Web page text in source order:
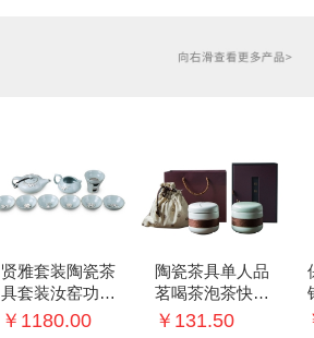
贤雅套装陶瓷茶
具套装汝窑功夫
茶壶品茗茶杯镶
￥1180.00
陶瓷茶具单人品
茗喝茶泡茶快客
杯过滤茶杯便携
￥131.50